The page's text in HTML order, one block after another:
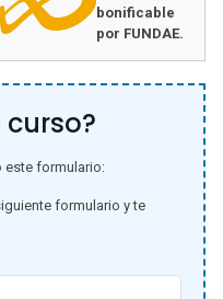
bonificable
por FUNDAE.
este formulario:
formulario y te